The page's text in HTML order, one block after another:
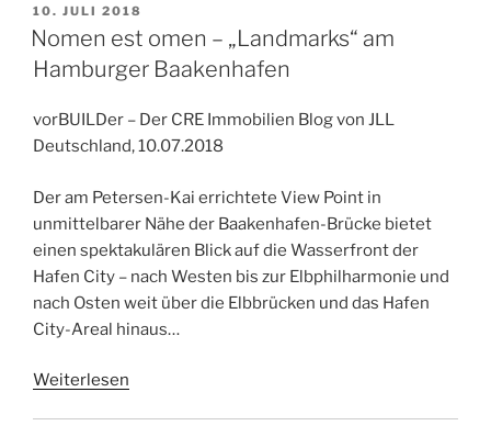
VERÖFFENTLICHT
AM
10. JULI 2018
Nomen est omen – „Landmarks“ am
Hamburger Baakenhafen
vorBUILDer – Der CRE Immobilien Blog von JLL
Deutschland, 10.07.2018
Der am Petersen-Kai errichtete View Point in
unmittelbarer Nähe der Baakenhafen-Brücke bietet
einen spektakulären Blick auf die Wasserfront der
Hafen City – nach Westen bis zur Elbphilharmonie und
nach Osten weit über die Elbbrücken und das Hafen
City-Areal hinaus…
Weiterlesen